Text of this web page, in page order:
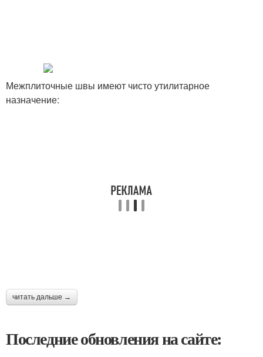
Межплиточные швы имеют чисто утилитарное
назначение:
читать дальше →
Последние обновления на сайте: